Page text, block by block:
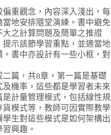
重觀念，內容深入淺出，每
地安排隨堂演練。書中避免
之計算問題及簡單之推證
示該節學習重點，並適當地
書中亦設計有一些小框，對
篇，共8章，第一篇是基礎
機率，這些都是學習者未來
計量管理模式，包括線性規
模式等，教師可因實際教學
生對這些模式是如何架構出
興趣。